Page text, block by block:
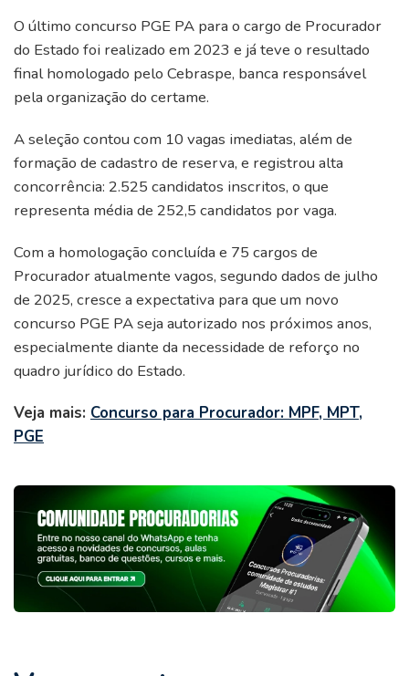
O último concurso PGE PA para o cargo de Procurador
do Estado foi realizado em 2023 e já teve o resultado
final homologado pelo Cebraspe, banca responsável
pela organização do certame.
A seleção contou com 10 vagas imediatas, além de
formação de cadastro de reserva, e registrou alta
concorrência: 2.525 candidatos inscritos, o que
representa média de 252,5 candidatos por vaga.
Com a homologação concluída e 75 cargos de
Procurador atualmente vagos, segundo dados de julho
de 2025, cresce a expectativa para que um novo
concurso PGE PA seja autorizado nos próximos anos,
especialmente diante da necessidade de reforço no
quadro jurídico do Estado.
Veja mais: Concurso para Procurador: MPF, MPT,
PGE